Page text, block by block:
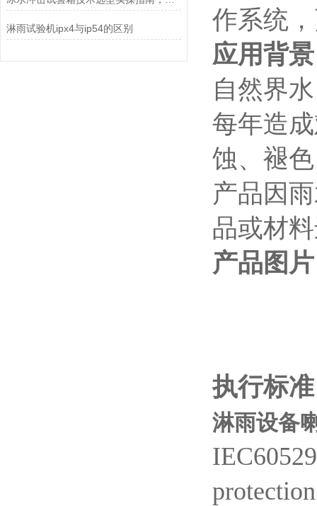
淋雨试验机ipx4与ip54的区别
作系统
应用背景
自然界
每年造
蚀、褪
产品因
品或材
产品图片
执行标准
淋雨设备